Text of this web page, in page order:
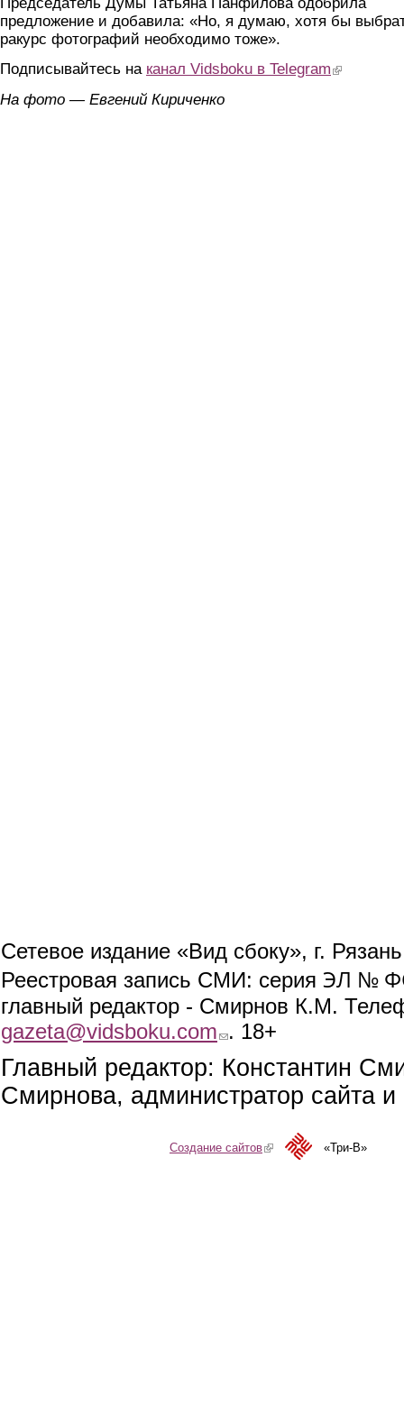
предложение и добавила: «Но, я думаю, хотя бы
ракурс фотографий необходимо тоже».
Подписывайтесь на канал Vidsboku в Telegram (link is
На фото — Евгений Кириченко
Сетевое издание «Вид сбоку», г.
Реестровая запись СМИ: серия ЭЛ №
главный редактор - Смирнов К.М.
gazeta@vidsboku.com (link sends e-mail)
. 18+
Главный редактор: Константин
Смирнова, администратор сайта
Создание сайтов(link is external)«Три-В»